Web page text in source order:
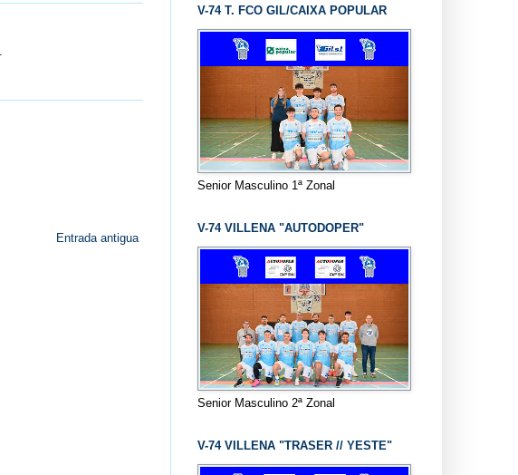
Entrada antigua
V-74 T. FCO GIL/CAIXA POPULAR
Senior Masculino 1ª Zonal
V-74 VILLENA "AUTODOPER"
Senior Masculino 2ª Zonal
V-74 VILLENA "TRASER // YESTE"